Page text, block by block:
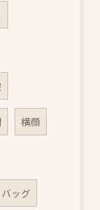
横顔
バッグ